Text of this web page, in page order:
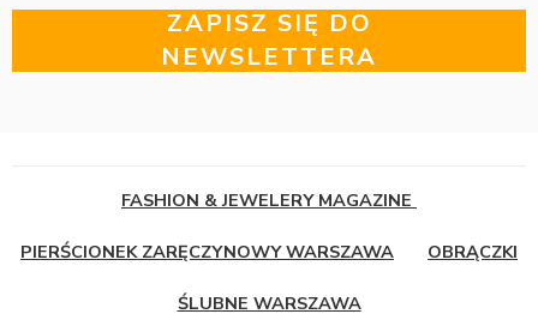
ZAPISZ SIĘ DO
NEWSLETTERA
FASHION & JEWELERY MAGAZINE
PIERŚCIONEK ZARĘCZYNOWY WARSZAWA OBRĄCZKI
ŚLUBNE WARSZAWA